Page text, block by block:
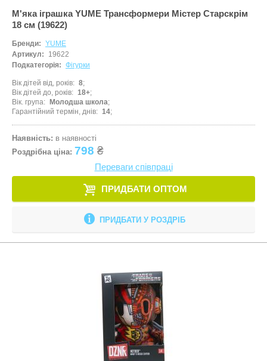
М'яка іграшка YUME Трансформери Містер Старскрім
18 см (19622)
Бренди: YUME
Артикул:
19622
Подкатегорія: Фігурки
Вік дітей від, років
8
Вік дітей до, років
18+
Вік. група
Молодша школа
Гарантійний термін, днів
14
Наявність: в наявності
Роздрібна ціна: 798 ₴
Переваги співпраці
ПРИДБАТИ ОПТОМ
ПРИДБАТИ У РОЗДРІБ